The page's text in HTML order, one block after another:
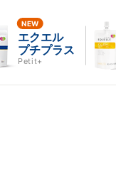
エクエル
プチプラス
Petit+